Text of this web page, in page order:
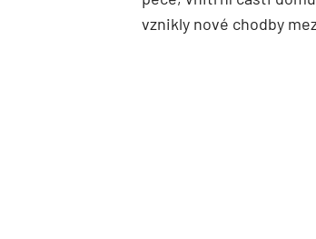
vznikly nové chodby